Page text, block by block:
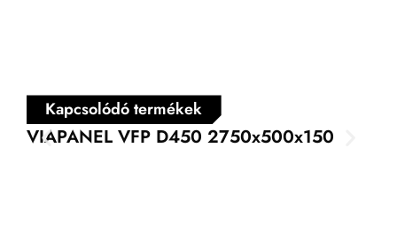
Kapcsolódó termékek
VIAPANEL VFP D450 2750x500x150